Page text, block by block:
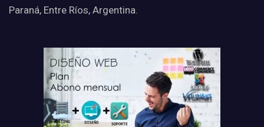
Paraná, Entre Ríos, Argentina.